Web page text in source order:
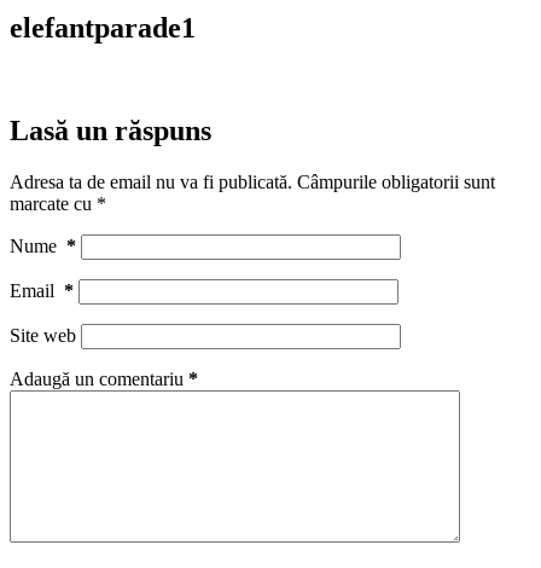
elefantparade1
Lasă un răspuns
Adresa ta de email nu va fi publicată. Câmpurile obligatorii sunt
marcate cu *
Nume *
Email *
Site web
Adaugă un comentariu *